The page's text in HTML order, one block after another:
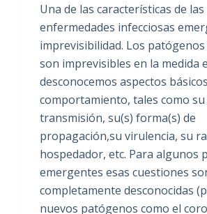
Una de las características de las
enfermedades infecciosas
imprevisibilidad. Los
son imprevisibles en la medida
desconocemos aspectos
comportamiento, tales como su
transmisión, su(s) forma(s) de
propagación,su virulencia, su
hospedador, etc. Para algunos
emergentes esas cuestiones
completamente desconocidas
nuevos patógenos como el